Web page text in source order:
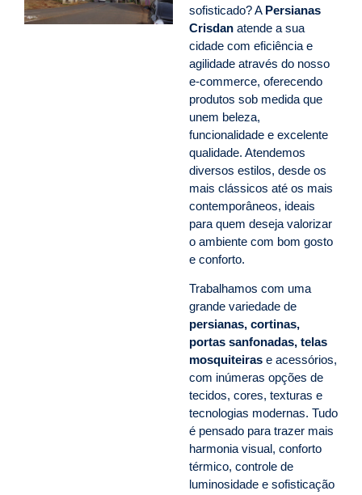
sofisticado? A Persianas
Crisdan atende a sua
cidade com eficiência e
agilidade através do nosso
e-commerce, oferecendo
produtos sob medida que
unem beleza,
funcionalidade e excelente
qualidade. Atendemos
diversos estilos, desde os
mais clássicos até os mais
contemporâneos, ideais
para quem deseja valorizar
o ambiente com bom gosto
e conforto.
Trabalhamos com uma
grande variedade de
persianas, cortinas,
portas sanfonadas, telas
mosquiteiras e acessórios,
com inúmeras opções de
tecidos, cores, texturas e
tecnologias modernas. Tudo
é pensado para trazer mais
harmonia visual, conforto
térmico, controle de
luminosidade e sofisticação